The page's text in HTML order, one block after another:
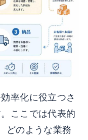
率化に役立つさ
ここでは代表的
どのような業務